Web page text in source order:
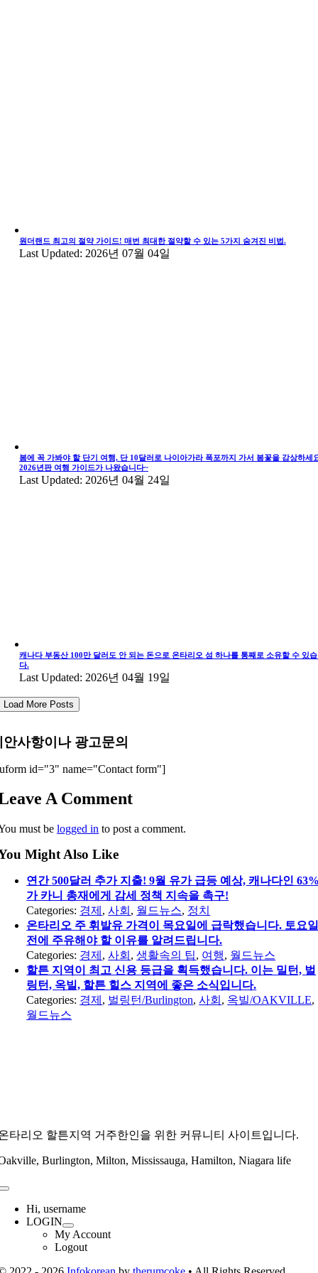
원더랜드 최고의 절약 가이드! 매번 최대한 절약할 수 있는 5가지 숨겨진 비법.
Last Updated: 2026년 07월 04일
봄에 꼭 가봐야 할 단기 여행, 단 10달러로 나이아가라 폭포까지 가서 봄꽃을 감상하세
2026년판 여행 가이드가 나왔습니다~
Last Updated: 2026년 04월 24일
캐나다 부동산 100만 달러도 안 되는 돈으로 온타리오 섬 하나를 통째로 소유할 수 있
다.
Last Updated: 2026년 04월 19일
Load More Posts
안사항이나 광고문의
id="3" name="Contact form"]
A Comment
must belogged in to post a comment.
Might Also Like
연간 500달러 추가 지출! 9월 유가 급등 예상, 캐나다인
가 카니 총재에게 감세 정책 지속을 촉구!
Categories: 경제 ,사회 , 월드뉴스, 정치
온타리오 주 휘발유 가격이 목요일에 급락했습니다. 토요
전에 주유해야 할 이유를 알려드립니다.
Categories: 경제 ,사회 ,생활속의 팁, 여행, 월드뉴스
할튼 지역이 최고 신용 등급을 획득했습니다. 이는 밀턴, 벌
링턴, 옥빌, 할튼 힐스 지역에 좋은 소식입니다.
Categories: 경제 , 벌링턴/Burlington,사회 , 옥빌/OAKVILLE,
월드뉴스
타리오 할튼지역 거주한인을 위한 커뮤니티 사이트입니다.
Burlington, Milton, Mississauga, Hamilton, Niagara life
Toggle
NavigationHi, username
LOGIN
My Account
Logout